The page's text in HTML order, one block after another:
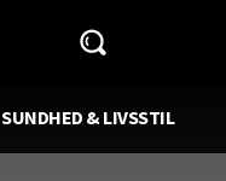
SUNDHED & LIVSSTIL